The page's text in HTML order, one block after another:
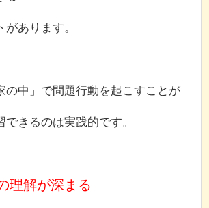
あります。
の中」で問題行動を起こすことが
できるのは実践的です。
理解が深まる